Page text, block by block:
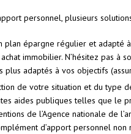
personnel, plusieurs
plan épargne régulier et adapté
immobilier. N’hésitez pas à
adaptés à vos objectifs
de votre situation et du type
aides publiques telles que le
de l’Agence nationale de
d’apport personnel non